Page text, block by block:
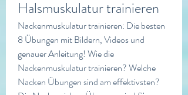
Halsmuskulatur trainieren
Nackenmuskulatur trainieren: Die besten
8 Übungen mit Bildern, Videos und
genauer Anleitung! Wie die
Nackenmuskulatur trainieren? Welche
Nacken Übungen sind am effektivsten?